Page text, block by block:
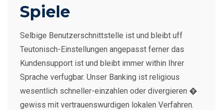
Spiele
Selbige Benutzerschnittstelle ist und bleibt uff
Teutonisch-Einstellungen angepasst ferner das
Kundensupport ist und bleibt immer within Ihrer
Sprache verfugbar. Unser Banking ist religious
wesentlich schneller-einzahlen oder divergieren �
gewiss mit vertrauenswurdigen lokalen Verfahren.